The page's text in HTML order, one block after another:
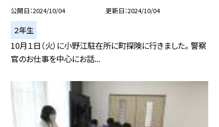
公開日 2024/10/04 更新日 2024/10/04
２年生
10月１日（火）に小野江駐在所に町探険に行きました。 警察
官のお仕事を中心にお話...